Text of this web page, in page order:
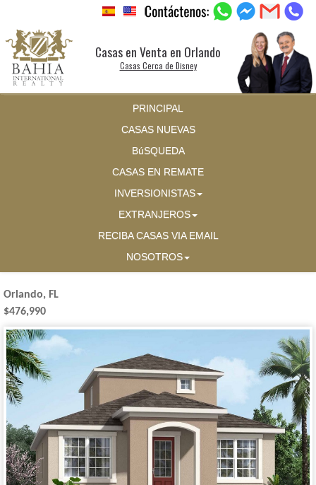
Casas en Venta en Orlando
Casas Cerca de Disney
PRINCIPAL
CASAS NUEVAS
BúSQUEDA
CASAS EN REMATE
INVERSIONISTAS
EXTRANJEROS
RECIBA CASAS VIA EMAIL
NOSOTROS
Orlando, FL
$476,990